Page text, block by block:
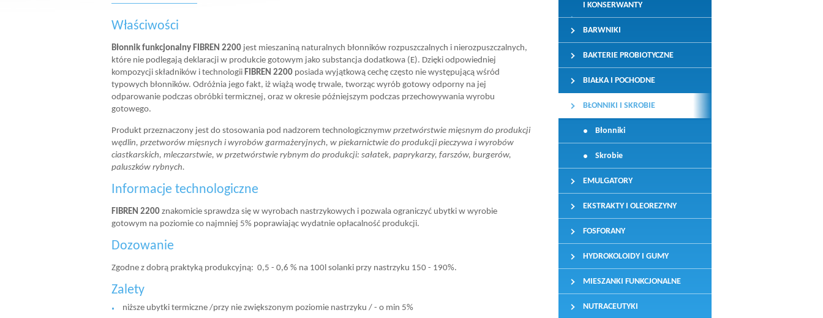
I KONSERWANTY
BARWNIKI
BAKTERIE PROBIOTYCZNE
BIAŁKA I POCHODNE
BŁONNIKI I SKROBIE
Błonniki
Skrobie
EMULGATORY
EKSTRAKTY I OLEOREZYNY
FOSFORANY
HYDROKOLOIDY I GUMY
MIESZANKI FUNKCJONALNE
NUTRACEUTYKI
Właściwości
Błonnik funkcjonalny FIBREN 2200 jest mieszaniną naturalnych błonników rozpuszczalnych i nierozpuszczalnych,
które nie podlegają deklaracji w produkcie gotowym jako substancja dodatkowa (E). Dzięki odpowiedniej
kompozycji składników i technologii FIBREN 2200 posiada wyjątkową cechę często nie występującą wśród
typowych błonników. Odróżnia jego fakt, iż wiążą wodę trwale, tworząc wyrób gotowy odporny na jej
odparowanie podczas obróbki termicznej, oraz w okresie późniejszym podczas przechowywania wyrobu
gotowego.
Produkt przeznaczony jest do stosowania pod nadzorem technologicznymw przetwórstwie mięsnym do produkcji
wędlin, przetworów mięsnych i wyrobów garmażeryjnych, w piekarnictwie do produkcji pieczywa i wyrobów
ciastkarskich, mleczarstwie, w przetwórstwie rybnym do produkcji: sałatek, paprykarzy, farszów, burgerów,
paluszków rybnych.
Informacje technologiczne
FIBREN 2200 znakomicie sprawdza się w wyrobach nastrzykowych i pozwala ograniczyć ubytki w wyrobie
gotowym na poziomie co najmniej 5% poprawiając wydatnie opłacalność produkcji.
Dozowanie
Zgodne z dobrą praktyką produkcyjną: 0,5 - 0,6 % na 100l solanki przy nastrzyku 150 - 190%.
Zalety
niższe ubytki termiczne /przy nie zwiększonym poziomie nastrzyku / - o min 5%